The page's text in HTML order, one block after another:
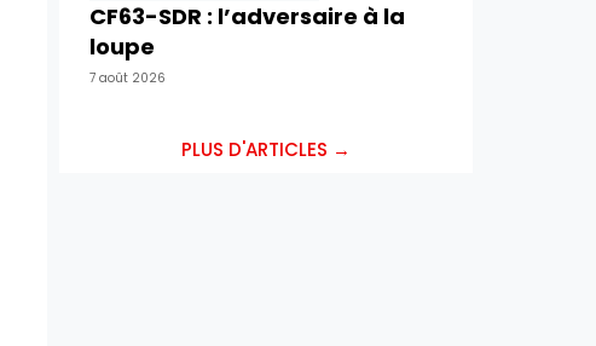
CF63-SDR : l’adversaire à la
loupe
7 août 2026
PLUS D'ARTICLES →